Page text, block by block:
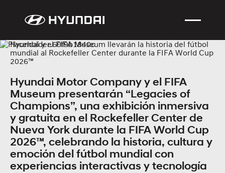
Hyundai y el FIFA Museum llevarán la historia del fútbol
mundial al Rockefeller Center durante la FIFA World Cup
2026™
Hyundai Motor Company y el FIFA
Museum presentarán “Legacies of
Champions”, una exhibición inmersiva
y gratuita en el Rockefeller Center de
Nueva York durante la FIFA World Cup
2026™, celebrando la historia, cultura y
emoción del fútbol mundial con
experiencias interactivas y tecnología